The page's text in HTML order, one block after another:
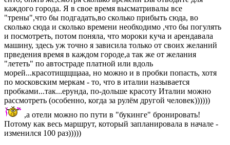
каждого города. Я в свое время высматривалы все
"трены",что бы подгадать,во сколько прибыть сюда, во
сколько сюда и сколько времени необходимо ,что бы погулять
и посмотреть, потом поняла, что мороки куча и арендавала
машину, здесь уж точно я зависила только от своих желаний
прведения время в каждом городе,а так же от желания
"лететь" по автостраде платной или вдоль
морей...красотищщщааа, но можно и в пробки попасть, хотя
по московским меркам - то, что в италии называется
пробками...так...ерунда, по-дольше красоту Италии можно
рассмотреть (особенно, когда за рулём другой человек))))))
,а отели можно по пути в "букинге" бронировать!
Потому как весь маршрут, который запланировала в начале -
изменился 100 раз)))))